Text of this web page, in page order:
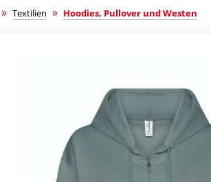
» Textilien » Hoodies, Pullover und Westen